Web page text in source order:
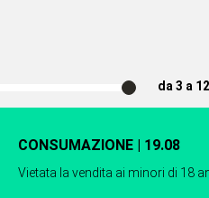
da 3 a
CONSUMAZIONE | 19.08
Vietata la vendita ai minori di 18